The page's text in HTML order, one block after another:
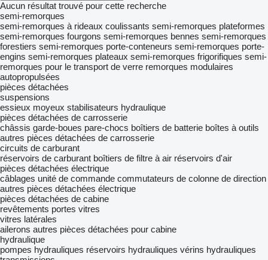
Aucun résultat trouvé pour cette recherche
semi-remorques
semi-remorques à rideaux coulissants semi-remorques plateformes
semi-remorques fourgons semi-remorques bennes semi-remorques
forestiers semi-remorques porte-conteneurs semi-remorques porte-
engins semi-remorques plateaux semi-remorques frigorifiques semi-
remorques pour le transport de verre remorques modulaires
autopropulsées
pièces détachées
suspensions
essieux moyeux stabilisateurs hydraulique
pièces détachées de carrosserie
châssis garde-boues pare-chocs boîtiers de batterie boîtes à outils
autres pièces détachées de carrosserie
circuits de carburant
réservoirs de carburant boîtiers de filtre à air réservoirs d'air
pièces détachées électrique
câblages unité de commande commutateurs de colonne de direction
autres pièces détachées électrique
pièces détachées de cabine
revêtements portes vitres
vitres latérales
ailerons autres pièces détachées pour cabine
hydraulique
pompes hydrauliques réservoirs hydrauliques vérins hydrauliques